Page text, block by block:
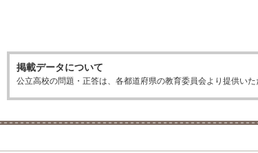
掲載データについて
公立高校の問題・正答は、各都道府県の教育委員会より提供い